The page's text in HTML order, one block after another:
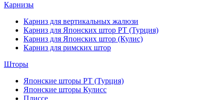
Карнизы
Карниз для вертикальных жалюзи
Карниз для Японских штор РТ (Турция)
Карниз для Японских штор (Кулис)
Карниз для римских штор
Шторы
Японские шторы РТ (Турция)
Японские шторы Кулисс
Плиссе